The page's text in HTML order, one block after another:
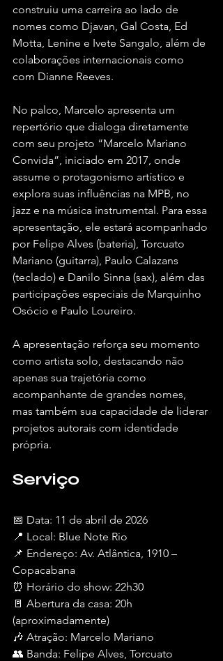
construiu uma carreira ao lado de
nomes como Djavan, Gal Costa, Ed
Motta, Lenine e Ivete Sangalo, além de
colaborações internacionais como
com Dianne Reeves.
No palco, Marcelo apresenta um
repertório que dialoga diretamente
com seu projeto “Marcelo Mariano
Convida”, iniciado em 2017, onde
assume o protagonismo artístico e
explora suas influências na MPB, no
jazz e na música instrumental. Para essa
apresentação, ele estará acompanhado
por Felipe Alves (bateria), Torcuato
Mariano (guitarra), Paulo Calazans
(teclado) e Danilo Sinna (sax), além das
participações especiais de Marquinho
Osócio e Paulo Loureiro.
A apresentação reforça seu momento
como artista solo, destacando não
apenas sua trajetória como
acompanhante de grandes nomes,
mas também sua capacidade de liderar
projetos autorais com identidade
própria.
Serviço
📅 Data: 11 de abril de 2026
📍 Local: Blue Note Rio
📌 Endereço: Av. Atlântica, 1910 –
Copacabana
⏰ Horário do show: 22h30
🚪 Abertura da casa: 20h
(aproximadamente)
🎶 Atração: Marcelo Mariano
👥 Banda: Felipe Alves, Torcuato